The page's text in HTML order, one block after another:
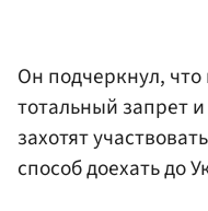
Он подчеркнул,
тотальный запрет
захотят
способ доехать до